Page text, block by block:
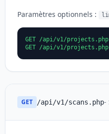
Paramètres optionnels :
GET /api/v1/
GET /api/v1/
GET /api/v1/scans.php-